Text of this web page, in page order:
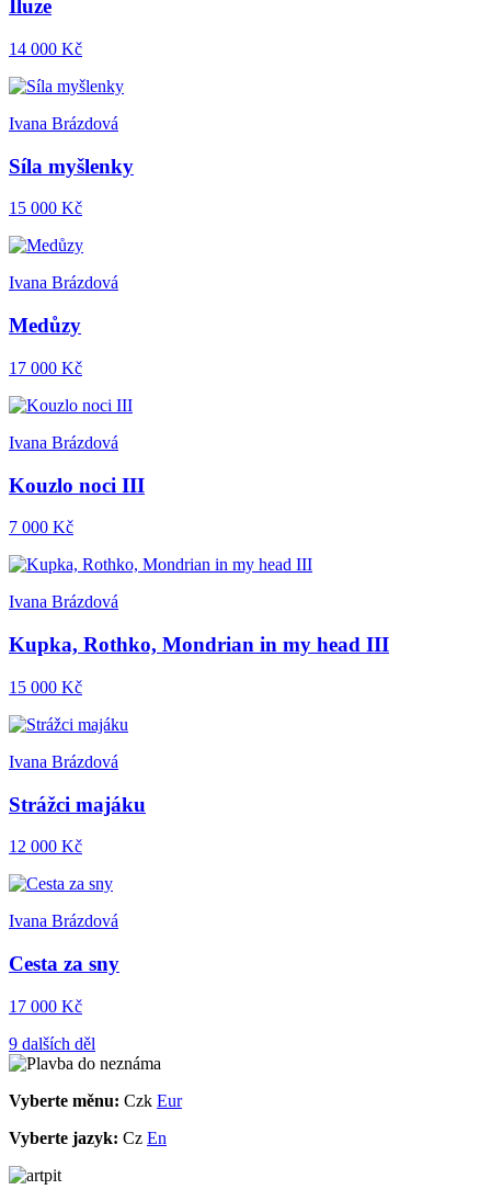
Iluze
14 000 Kč
Ivana Brázdová
Síla myšlenky
15 000 Kč
Ivana Brázdová
Medůzy
17 000 Kč
Ivana Brázdová
Kouzlo noci III
7 000 Kč
Ivana Brázdová
Kupka, Rothko, Mondrian in my head III
15 000 Kč
Ivana Brázdová
Strážci majáku
12 000 Kč
Ivana Brázdová
Cesta za sny
17 000 Kč
9 dalších děl
Vyberte měnu: Czk Eur
Vyberte jazyk: Cz En